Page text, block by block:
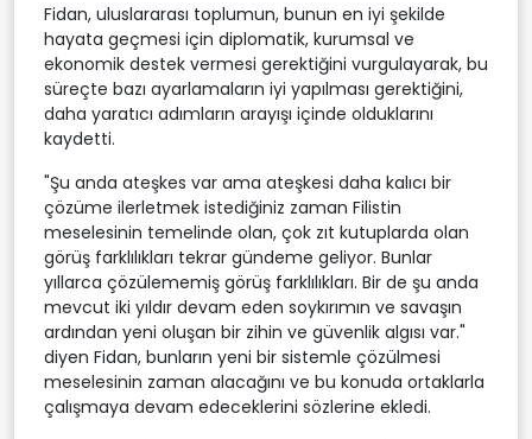
Fidan, uluslararası toplumun, bunun en iyi şekilde
hayata geçmesi için diplomatik, kurumsal ve
ekonomik destek vermesi gerektiğini vurgulayarak, bu
süreçte bazı ayarlamaların iyi yapılması gerektiğini,
daha yaratıcı adımların arayışı içinde olduklarını
kaydetti.
"Şu anda ateşkes var ama ateşkesi daha kalıcı bir
çözüme ilerletmek istediğiniz zaman Filistin
meselesinin temelinde olan, çok zıt kutuplarda olan
görüş farklılıkları tekrar gündeme geliyor. Bunlar
yıllarca çözülememiş görüş farklılıkları. Bir de şu anda
mevcut iki yıldır devam eden soykırımın ve savaşın
ardından yeni oluşan bir zihin ve güvenlik algısı var."
diyen Fidan, bunların yeni bir sistemle çözülmesi
meselesinin zaman alacağını ve bu konuda ortaklarla
çalışmaya devam edeceklerini sözlerine ekledi.